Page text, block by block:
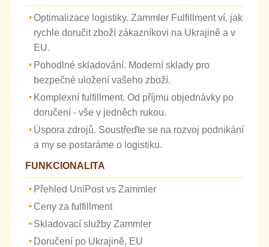
Optimalizace logistiky. Zammler Fulfillment ví, jak
rychle doručit zboží zákazníkovi na Ukrajině a v
EU.
Pohodlné skladování. Moderní sklady pro
bezpečné uložení vašeho zboží.
Komplexní fulfillment. Od příjmu objednávky po
doručení - vše v jedněch rukou.
Úspora zdrojů. Soustřeďte se na rozvoj podnikání
a my se postaráme o logistiku.
FUNKCIONALITA
Přehled UniPost vs Zammler
Ceny za fulfillment
Skladovací služby Zammler
Doručení po Ukrajině, EU